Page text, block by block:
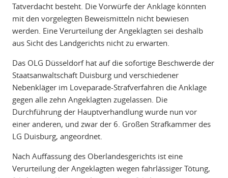
Tatverdacht besteht. Die Vorwürfe der Anklage könnten
mit den vorgelegten Beweismitteln nicht bewiesen
werden. Eine Verurteilung der Angeklagten sei deshalb
aus Sicht des Landgerichts nicht zu erwarten.
Das OLG Düsseldorf hat auf die sofortige Beschwerde der
Staatsanwaltschaft Duisburg und verschiedener
Nebenkläger im Loveparade-Strafverfahren die Anklage
gegen alle zehn Angeklagten zugelassen. Die
Durchführung der Hauptverhandlung wurde nun vor
einer anderen, und zwar der 6. Großen Strafkammer des
LG Duisburg, angeordnet.
Nach Auffassung des Oberlandesgerichts ist eine
Verurteilung der Angeklagten wegen fahrlässiger Tötung,